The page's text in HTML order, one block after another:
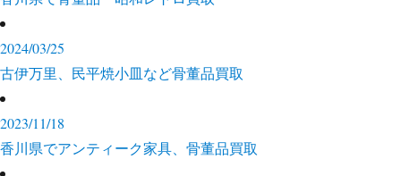
2024/03/25
古伊万里、民平焼小皿など骨董品買取
2023/11/18
香川県でアンティーク家具、骨董品買取